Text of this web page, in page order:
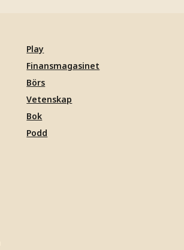
Play
Finansmagasinet
Börs
Vetenskap
Bok
Podd